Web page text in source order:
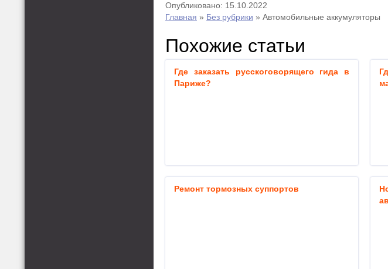
Опубликовано: 15.10.2022
Главная » Без рубрики » Автомобильные аккумуляторы
Похожие статьи
Где заказать русскоговорящего гида в
Париже?
Ремонт тормозных суппортов